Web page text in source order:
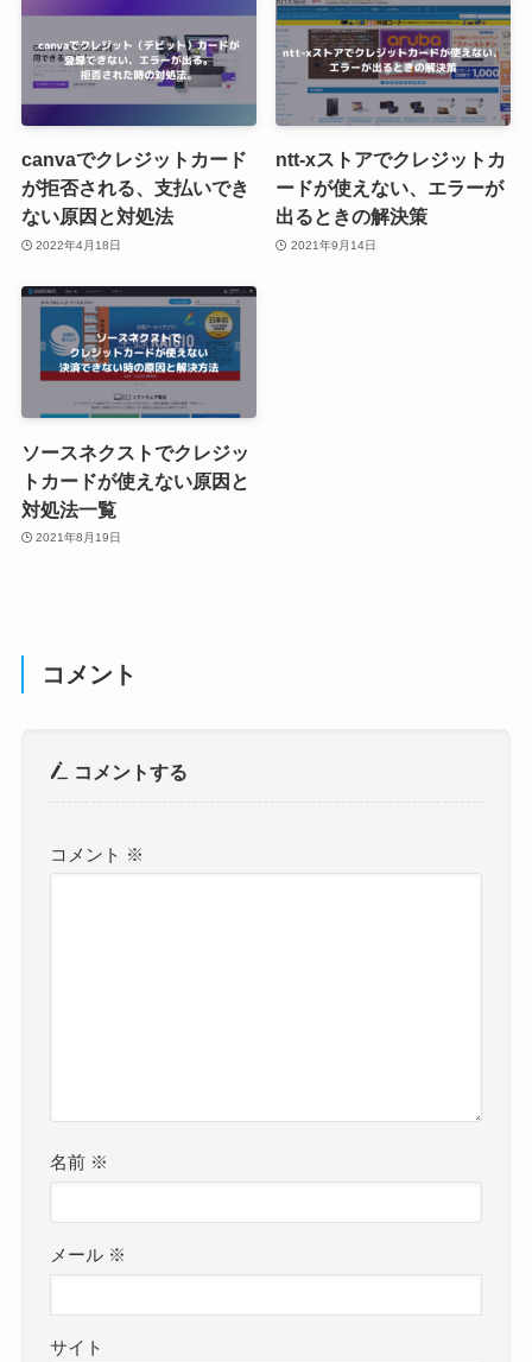
canvaでクレジットカード
が拒否される、支払いでき
ない原因と対処法
2022年4月18日
ntt-xストアでクレジットカ
ードが使えない、エラーが
出るときの解決策
2021年9月14日
ソースネクストでクレジッ
トカードが使えない原因と
対処法一覧
2021年8月19日
コメント
コメントする
コメント ※
名前 ※
メール ※
サイト